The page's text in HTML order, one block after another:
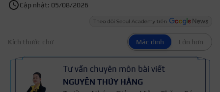
Cập nhật: 05/08/2026
Kích thước chữ Mặc định Lớn hơn
Tư vấn chuyên môn bài viết
NGUYỄN THÚY HẰNG